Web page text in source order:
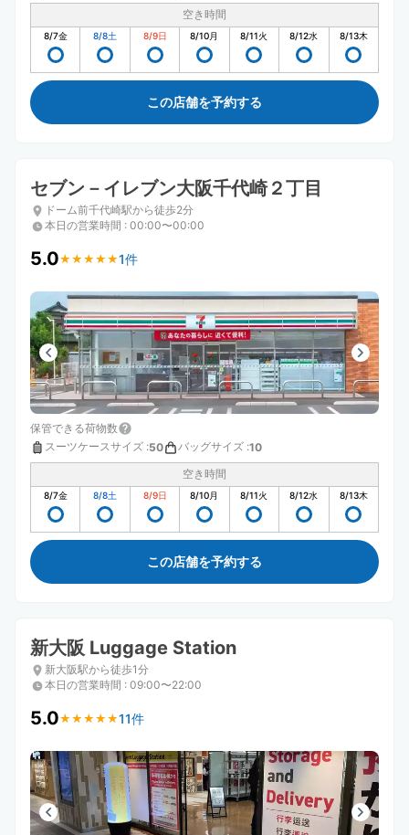
空き時間
8/7金 8/8土 8/9日 8/10月 8/11火 8/12水 8/13木
この店舗を予約する
セブン－イレブン大阪千代崎２丁目
ドーム前千代崎駅から徒歩2分
本日の営業時間 : 00:00〜00:00
5.0★ ★ ★ ★ ★
★ ★ ★ ★ ★1件
保管できる荷物数
スーツケースサイズ :50 バッグサイズ :10
空き時間
8/7金 8/8土 8/9日 8/10月 8/11火 8/12水 8/13木
この店舗を予約する
新大阪 Luggage Station
新大阪駅から徒歩1分
本日の営業時間 : 09:00〜22:00
5.0★ ★ ★ ★ ★
★ ★ ★ ★ ★11件